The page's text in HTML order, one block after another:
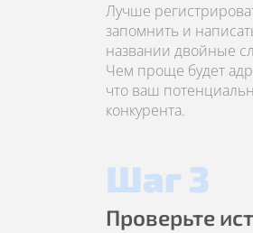
Лучше
запомнить и
названии двойные
Чем проще будет
что ваш
конкурента.
Шаг 3
Проверьте